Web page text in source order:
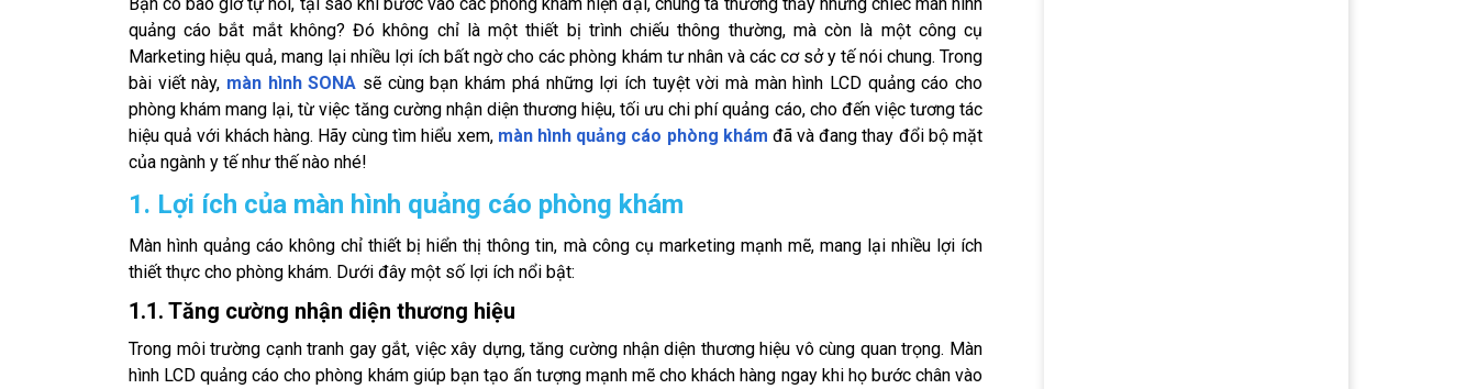
quảng cáo bắt mắt không? Đó không chỉ là một thiết bị trình chiếu thông thường, mà còn là một công cụ
Marketing hiệu quả, mang lại nhiều lợi ích bất ngờ cho các phòng khám tư nhân và các cơ sở y tế nói chung. Trong
bài viết này, màn hình SONA sẽ cùng bạn khám phá những lợi ích tuyệt vời mà màn hình LCD quảng cáo cho
phòng khám mang lại, từ việc tăng cường nhận diện thương hiệu, tối ưu chi phí quảng cáo, cho đến việc tương tác
hiệu quả với khách hàng. Hãy cùng tìm hiểu xem, màn hình quảng cáo phòng khám đã và đang thay đổi bộ mặt
của ngành y tế như thế nào nhé!
1. Lợi ích của màn hình quảng cáo phòng khám
Màn hình quảng cáo không chỉ thiết bị hiển thị thông tin, mà công cụ marketing mạnh mẽ, mang lại nhiều lợi ích
thiết thực cho phòng khám. Dưới đây một số lợi ích nổi bật:
1.1. Tăng cường nhận diện thương hiệu
Trong môi trường cạnh tranh gay gắt, việc xây dựng, tăng cường nhận diện thương hiệu vô cùng quan trọng. Màn
hình LCD quảng cáo cho phòng khám giúp bạn tạo ấn tượng mạnh mẽ cho khách hàng ngay khi họ bước chân vào